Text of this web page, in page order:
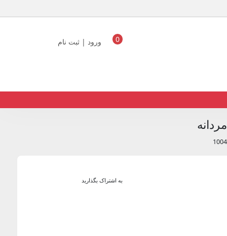
0 ورود | ثبت نام
به اشتراک بگذارید